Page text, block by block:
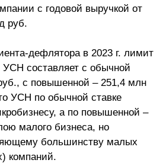
с годовой выручкой от
руб.
дефлятора в 2023 г. лимит
УСН составляет с обычной
с повышенной – 251,4 млн
УСН по обычной ставке
а по повышенной –
малого бизнеса, но
большинству малых
компаний.